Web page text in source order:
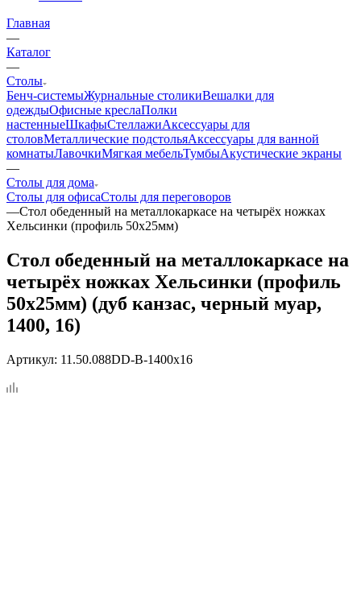
Главная
—
Каталог
—
Столы
Бенч-системыЖурнальные столикиВешалки для
одеждыОфисные креслаПолки
настенныеШкафыСтеллажиАксессуары для
столовМеталлические подстольяАксессуары для ванной
комнатыЛавочкиМягкая мебельТумбыАкустические экраны
—
Столы для дома
Столы для офисаСтолы для переговоров
—Стол обеденный на металлокаркасе на четырёх ножках
Хельсинки (профиль 50х25мм)
Стол обеденный на металлокаркасе на
четырёх ножках Хельсинки (профиль
50х25мм) (дуб канзас, черный муар,
1400, 16)
Артикул: 11.50.088DD-B-1400x16